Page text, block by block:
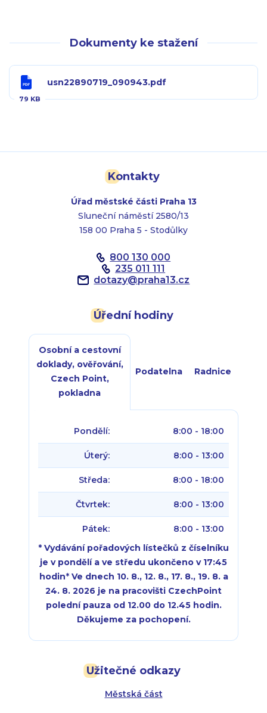
Dokumenty ke stažení
usn22890719_090943.pdf
79 KB
Kontakty
Úřad městské části Praha 13
Sluneční náměstí 2580/13
158 00 Praha 5 - Stodůlky
800 130 000
235 011 111
dotazy@praha13.cz
Užitečné odkazy
Městská část
Úřední hodiny
Osobní a cestovní
doklady, ověřování,
Czech Point,
pokladna
Podatelna Radnice
Pondělí: 8:00 - 18:00
Úterý: 8:00 - 13:00
Středa: 8:00 - 18:00
Čtvrtek: 8:00 - 13:00
Pátek:
8:00 - 13:00
* Vydávání pořadových lístečků z číselníku
je v pondělí a ve středu ukončeno v 17:45
hodin* Ve dnech 10. 8., 12. 8., 17. 8., 19. 8. a
24. 8. 2026 je na pracovišti CzechPoint
polední pauza od 12.00 do 12.45 hodin.
Děkujeme za pochopení.
Úterý:
Středa:
Úterý:
Středa: